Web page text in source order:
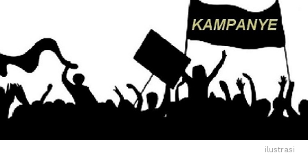
ilustrasi